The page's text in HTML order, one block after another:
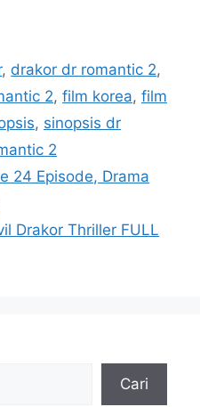
, drakor dr romantic 2,
2, film korea, film
, sinopsis dr
2
24 Episode, Drama
Drakor Thriller FULL
Cari